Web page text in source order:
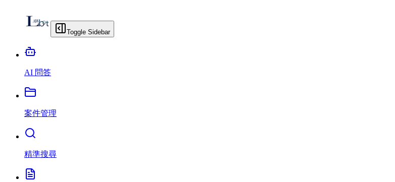
Toggle Sidebar
AI 問答
案件管理
精準搜尋